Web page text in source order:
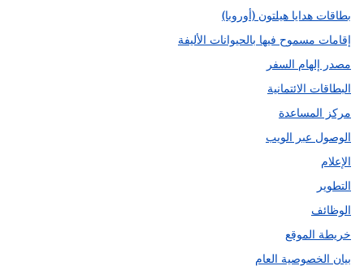
بطاقات هدايا هيلتون (أوروبا)
إقامات مسموح فيها بالحيوانات الأليفة
مصدر إلهام السفر
البطاقات الائتمانية
مركز المساعدة
الوصول عبر الويب
الإعلام
التطوير
الوظائف
خريطة الموقع
بيان الخصوصية العام